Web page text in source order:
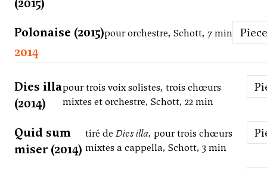
Polonaise (2015)pour orchestre, Schott, 7 min
Piece
2014
Dies illa
(2014)
pour trois voix solistes, trois chœurs
mixtes et orchestre, Schott, 22 min
Quid sum
miser (2014)
tiré de Dies illa, pour trois chœurs
mixtes a cappella, Schott, 3 min